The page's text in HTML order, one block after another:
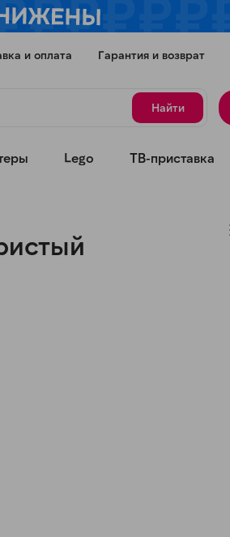
и оплата Гарантия и возврат
Найти
Lego ТВ-приставка